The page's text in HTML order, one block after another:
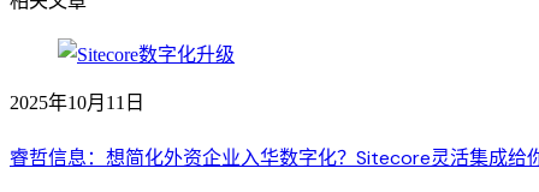
2025年10月11日
睿哲信息：想简化外资企业入华数字化？Sitecore灵活集成给